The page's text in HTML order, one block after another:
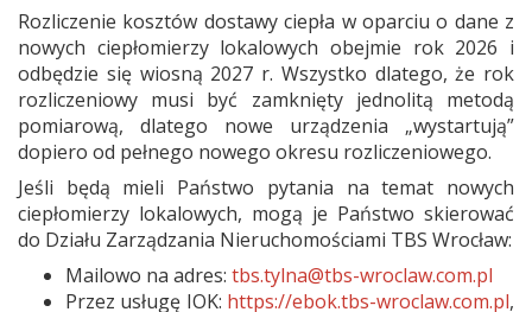
Rozliczenie kosztów dostawy ciepła w oparciu o dane z
nowych ciepłomierzy lokalowych obejmie rok 2026 i
odbędzie się wiosną 2027 r. Wszystko dlatego, że rok
rozliczeniowy musi być zamknięty jednolitą metodą
pomiarową, dlatego nowe urządzenia „wystartują”
dopiero od pełnego nowego okresu rozliczeniowego.
Jeśli będą mieli Państwo pytania na temat nowych
ciepłomierzy lokalowych, mogą je Państwo skierować
do Działu Zarządzania Nieruchomościami TBS Wrocław:
Mailowo na adres: tbs.tylna@tbs-wroclaw.com.pl
Przez usługę IOK: https://ebok.tbs-wroclaw.com.pl,